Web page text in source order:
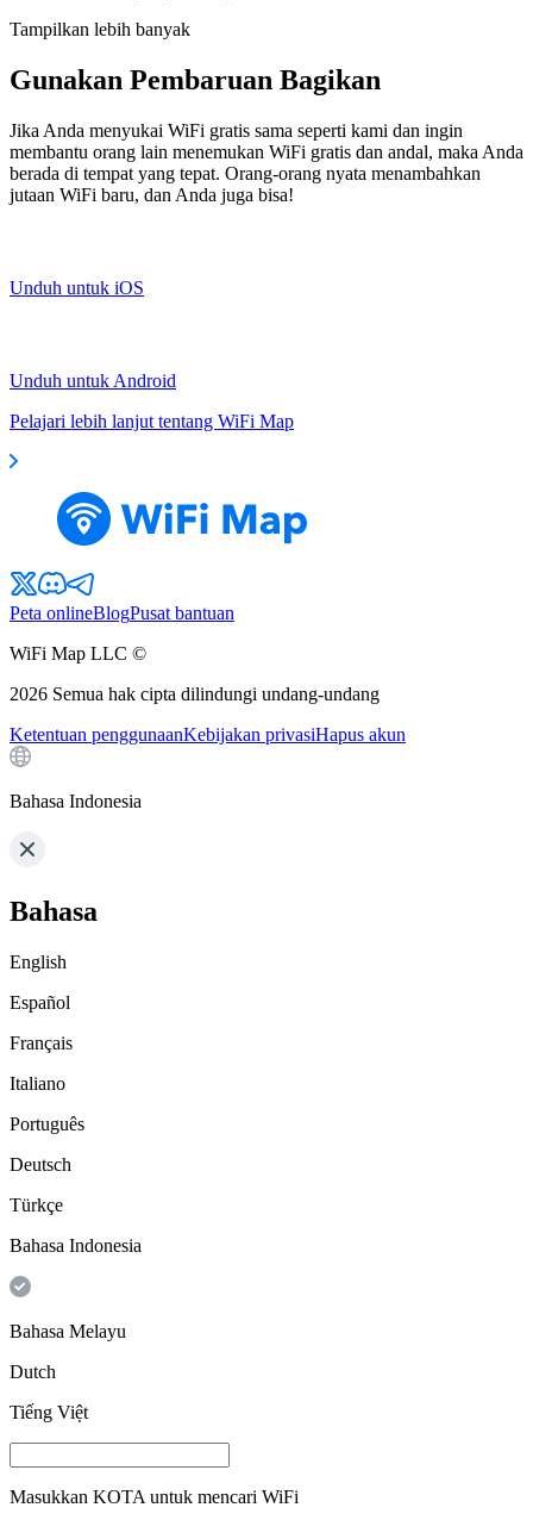
Tampilkan lebih banyak
Gunakan Pembaruan Bagikan
Jika Anda menyukai WiFi gratis sama seperti kami dan ingin
membantu orang lain menemukan WiFi gratis dan andal, maka Anda
berada di tempat yang tepat. Orang-orang nyata menambahkan
jutaan WiFi baru, dan Anda juga bisa!
Unduh untuk iOS
Unduh untuk Android
Pelajari lebih lanjut tentang WiFi Map
Peta onlineBlogPusat bantuan
WiFi Map LLC ©
2026 Semua hak cipta dilindungi undang-undang
Ketentuan penggunaanKebijakan privasiHapus akun
Bahasa Indonesia
Bahasa
English
Español
Français
Italiano
Português
Deutsch
Türkçe
Bahasa Indonesia
Bahasa Melayu
Dutch
Tiếng Việt
Masukkan KOTA untuk mencari WiFi